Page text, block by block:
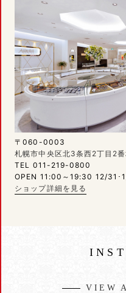
〒060-0003
札幌市中央区北3条西2丁目2
TEL 011-219-0800
OPEN 11:00～19:30 12/31･
ショップ詳細を見る
VIEW